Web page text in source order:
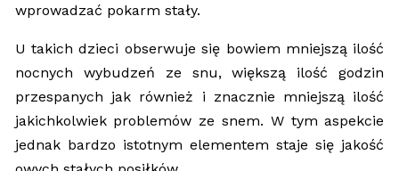
wprowadzać pokarm stały.
U takich dzieci obserwuje się bowiem mniejszą ilość
nocnych wybudzeń ze snu, większą ilość godzin
przespanych jak również i znacznie mniejszą ilość
jakichkolwiek problemów ze snem. W tym aspekcie
jednak bardzo istotnym elementem staje się jakość